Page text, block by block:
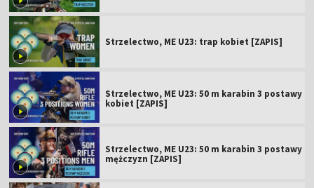
Strzelectwo, ME U23: trap kobiet [ZAPIS]
Strzelectwo, ME U23: 50 m karabin 3 postawy
kobiet [ZAPIS]
Strzelectwo, ME U23: 50 m karabin 3 postawy
mężczyzn [ZAPIS]